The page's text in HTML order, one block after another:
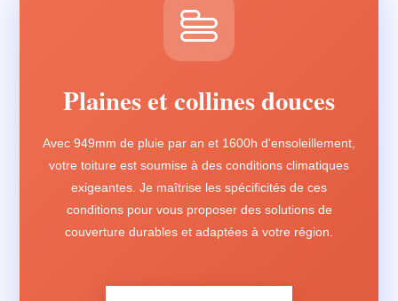
Plaines et collines douces
Avec 949mm de pluie par an et 1600h d'ensoleillement,
votre toiture est soumise à des conditions climatiques
exigeantes. Je maîtrise les spécificités de ces
conditions pour vous proposer des solutions de
couverture durables et adaptées à votre région.